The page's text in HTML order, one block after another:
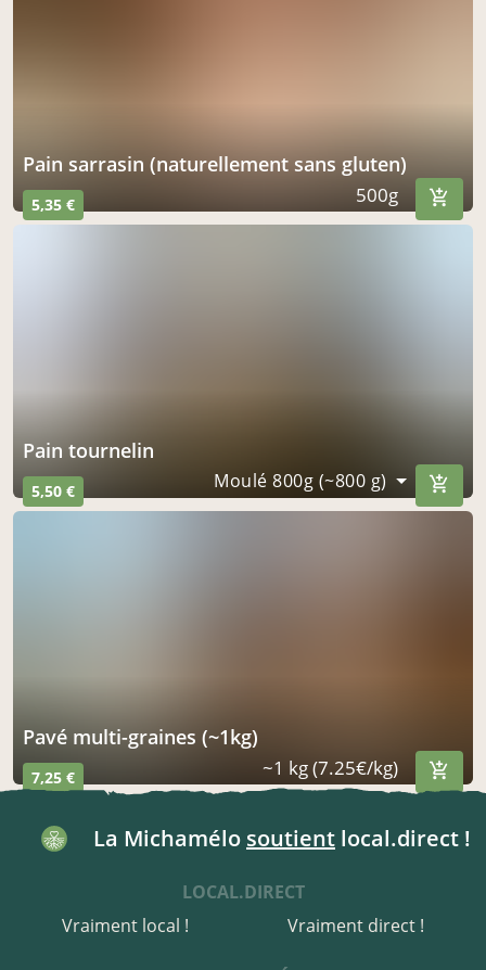
Pain sarrasin (naturellement sans gluten)
5,35 € 500g
Pain tournelin
5,50 € Moulé 800g (~800 g)
pavé multi-graines (~1kg)
7,25 € ~1 kg (7.25€/kg)
La Michamélo soutient local.direct !
LOCAL.DIRECT
Vraiment local !
Vraiment direct !